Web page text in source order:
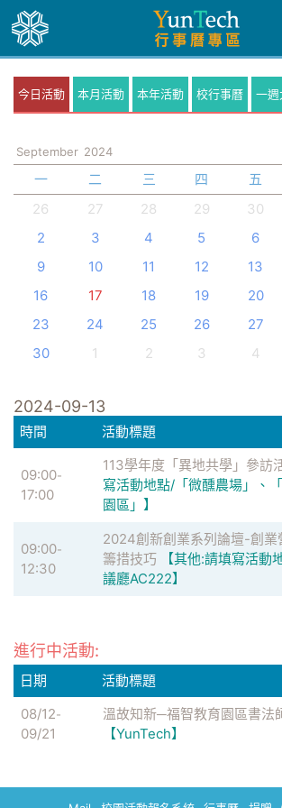
今日活動 本月活動 本年活動 校行事曆 一週
September 2024
一 二 三 四 五
26
27 28 29 30
2
3 4 5 6
9
10 11 12 13
16
17 18 19 20
23
24 25 26 27
30
1 2 3 4
2024-09-13
時間 活動標題
09:00-
17:00
113學年度「異地共學」參訪
寫活動地點/「微醺農場」、
園區」】
09:00-
12:30
2024創新創業系列論壇-創業
籌措技巧
【其他:請填寫活動
議廳AC222】
進行中活動:
日期
活動標題
08/12-
09/21
溫故知新─福智教育園區書法
【YunTech】